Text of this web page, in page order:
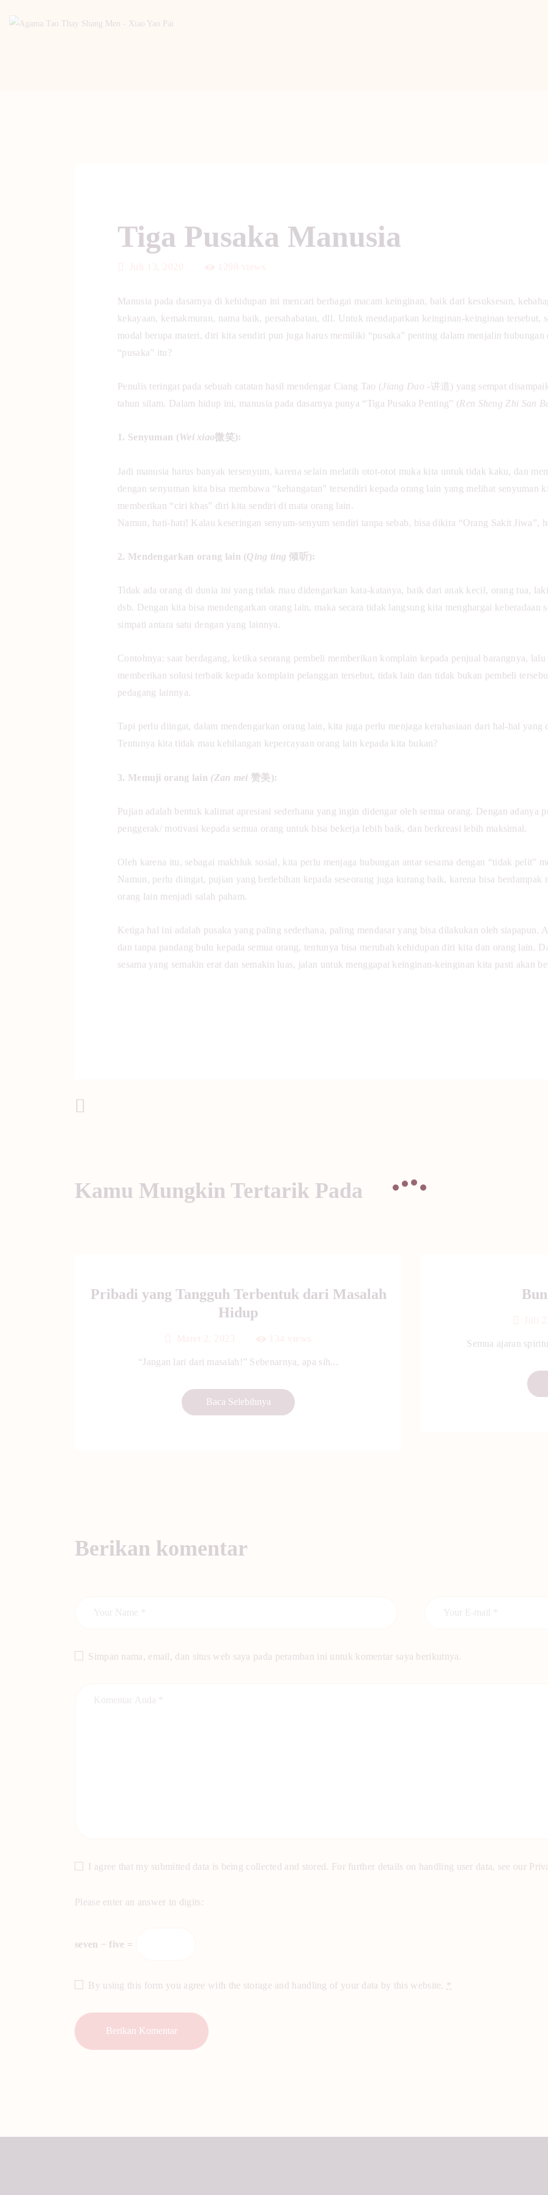
Tiga Pusaka Manusia
Manusia pada dasarnya di kehidupan ini mencari berbagai macam keinginan, baik dari kesuksesan,
kekayaan, kemakmuran, nama baik, persahabatan, dll. Untuk mendapatkan keinginan-keinginan tersebut,
modal berupa materi, diri kita sendiri pun juga harus memiliki “pusaka” penting dalam menjalin hubungan
“pusaka” itu?
Penulis teringat pada sebuah catatan hasil mendengar Ciang Tao ( Jiang Dao -讲道) yang sempat
tahun silam. Dalam hidup ini, manusia pada dasarnya punya “Tiga Pusaka Penting” (Ren Sheng Zhi San
1. Senyuman (Wei xiao微笑):
Jadi manusia harus banyak tersenyum, karena selain melatih otot-otot muka kita untuk tidak kaku, dan
dengan senyuman kita bisa membawa “kehangatan” tersendiri kepada orang lain yang melihat senyuman
memberikan “ciri khas” diri kita sendiri di mata orang lain.
Namun, hati-hati! Kalau keseringan senyum-senyum sendiri tanpa sebab, bisa dikira “Orang Sakit Jiwa”,
2. Mendengarkan orang lain (Qing ting 倾听):
Tidak ada orang di dunia ini yang tidak mau didengarkan kata-katanya, baik dari anak kecil, orang tua,
dsb. Dengan kita bisa mendengarkan orang lain, maka secara tidak langsung kita menghargai keberadaan
simpati antara satu dengan yang lainnya.
Contohnya: saat berdagang, ketika seorang pembeli memberikan komplain kepada penjual barangnya, lalu
memberikan solusi terbaik kepada komplain pelanggan tersebut, tidak lain dan tidak bukan pembeli
pedagang lainnya.
Tapi perlu diingat, dalam mendengarkan orang lain, kita juga perlu menjaga kerahasiaan dari hal-hal yang
Tentunya kita tidak mau kehilangan kepercayaan orang lain kepada kita bukan?
3. Memuji orang lain (Zan mei 赞美):
Pujian adalah bentuk kalimat apresiasi sederhana yang ingin didengar oleh semua orang. Dengan adanya
penggerak/ motivasi kepada semua orang untuk bisa bekerja lebih baik, dan berkreasi lebih maksimal.
Oleh karena itu, sebagai makhluk sosial, kita perlu menjaga hubungan antar sesama dengan “tidak pelit”
Namun, perlu diingat, pujian yang berlebihan kepada seseorang juga kurang baik, karena bisa berdampak
orang lain menjadi salah paham.
Ketiga hal ini adalah pusaka yang paling sederhana, paling mendasar yang bisa dilakukan oleh siapapun.
dan tanpa pandang bulu kepada semua orang, tentunya bisa merubah kehidupan diri kita dan orang lain.
sesama yang semakin erat dan semakin luas, jalan untuk menggapai keinginan-keinginan kita pasti akan
Kamu Mungkin Tertarik Pada
Pribadi yang Tangguh Terbentuk dari Masalah
Hidup
“Jangan lari dari masalah!” Sebenarnya, apa sih...
Baca Selebihnya
Semua ajaran
Berikan komentar
Simpan nama, email, dan situs web saya pada peramban ini untuk komentar saya berikutnya.
I agree that my submitted data is being collected and stored. For further details on handling user data, see our
Please enter an answer in digits:
seven − five =
By using this form you agree with the storage and handling of your data by this website. *